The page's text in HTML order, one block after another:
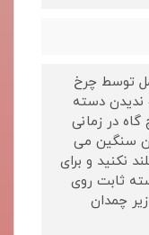
توسط چرخ
دسته
در زمانی
سنگین می
نکنید و برای
ثابت روی
چمدان